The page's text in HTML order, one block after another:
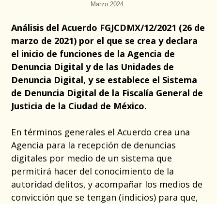
Marzo 2024.
Análisis del Acuerdo FGJCDMX/12/2021 (26 de
marzo de 2021) por el que se crea y declara
el inicio de funciones de la Agencia de
Denuncia Digital y de las Unidades de
Denuncia Digital, y se establece el Sistema
de Denuncia Digital de la Fiscalía General de
Justicia de la Ciudad de México.
En términos generales el Acuerdo crea una
Agencia para la recepción de denuncias
digitales por medio de un sistema que
permitirá hacer del conocimiento de la
autoridad delitos, y acompañar los medios de
convicción que se tengan (indicios) para que,